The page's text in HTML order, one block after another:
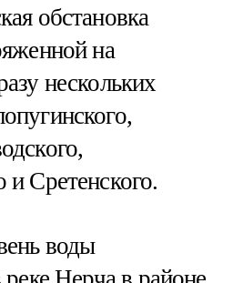
обстановка
на
нескольких
и Сретенского.
воды